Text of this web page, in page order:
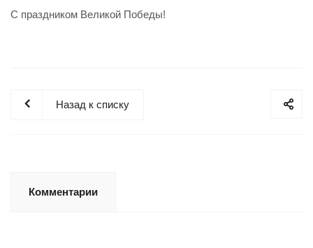
С праздником Великой Победы!
Назад к списку
Комментарии